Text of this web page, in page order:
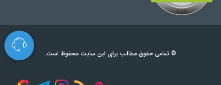
© تمامی حقوق مطالب برای این سایت محفوظ است.